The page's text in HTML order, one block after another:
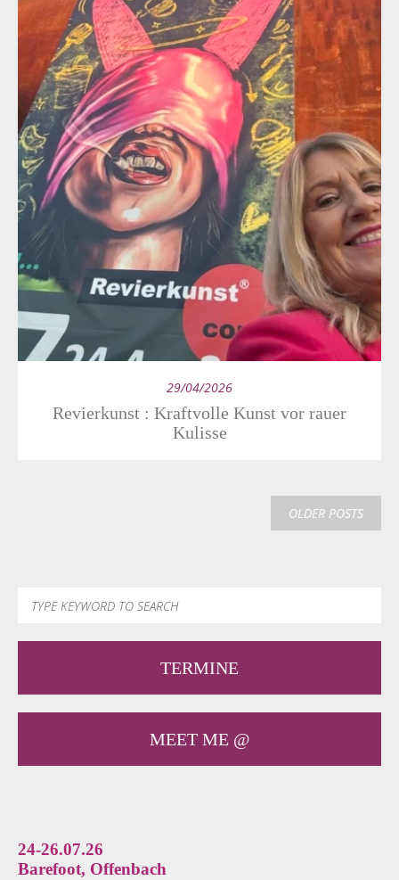
29/04/2026
Revierkunst : Kraftvolle Kunst vor rauer
Kulisse
OLDER POSTS
TERMINE
MEET ME @
24-26.07.26
Barefoot, Offenbach